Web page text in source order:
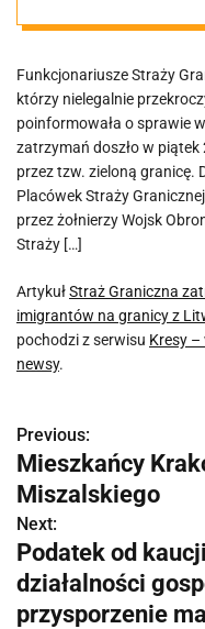
Funkcjonariusze Straży
którzy nielegalnie
poinformowała o sprawie
zatrzymań doszło w
przez tzw. zieloną granicę.
Placówek Straży
przez żołnierzy Wojsk
Straży […]
ArtykułStraż Graniczna
imigrantów na granicy z
pochodzi z serwisu Kresy
newsy.
N
a
w
i
g
Previous:
Mieszkańcy
Miszalskiego
Next:
Podatek od
działalności
przysporzenie